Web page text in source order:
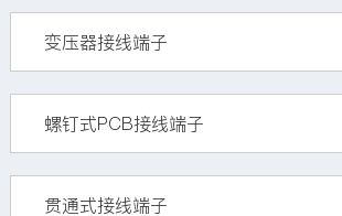
变压器接线端子
螺钉式PCB接线端子
贯通式接线端子